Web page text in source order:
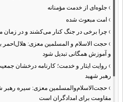
› جلوه‌ای از خدمت مؤمنانه
› امت مبعوث شده
› چرا برخی در جنگ کنار می‌کشند و در زمان
› حجت الاسلام و المسلمین معزی: هلال‌احمر
و آموزش همگانی تبدیل شود
› روایت ایثار و خدمت؛ کارنامه درخشان
رهبر شهید
› حجت‌الاسلام‌والمسلمین معزی: سیره
مقاومت برای امدادگران است